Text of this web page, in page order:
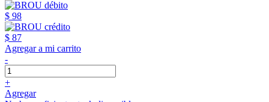
$ 98
$ 87
Agregar a mi carrito
-
+
Agregar